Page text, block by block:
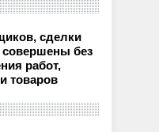
сделки
без
работ,
товаров